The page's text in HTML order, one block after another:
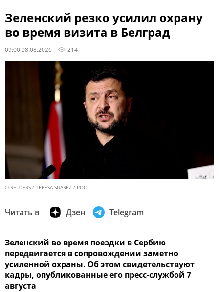
Зеленский резко усилил охрану
во время визита в Белград
09:00 08.08.2026 214
© REUTERS / TERESA SUAREZ / POOL
Читать в Дзен Telegram
Зеленский во время поездки в Сербию
передвигается в сопровождении заметно
усиленной охраны. Об этом свидетельствуют
кадры, опубликованные его пресс-службой 7
августа